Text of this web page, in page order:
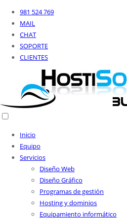
981 524 769
MAIL
CHAT
SOPORTE
CLIENTES
Inicio
Equipo
Servicios
Diseño Web
Diseño Gráfico
Programas de gestión
Hosting y dominios
Equipamiento informático